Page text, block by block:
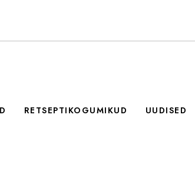
RETSEPTIKOGUMIKUD UUDISED